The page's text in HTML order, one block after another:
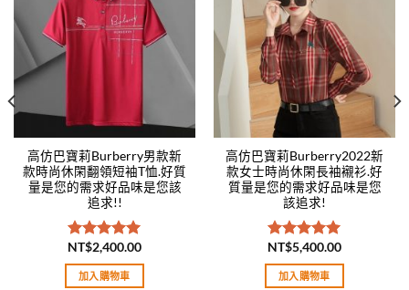
wishlist
高仿巴寶莉Burberry男款新
款時尚休閑翻領短袖T恤.好質
量是您的需求好品味是您該
追求!!
評分5.00
滿分 5
NT$2,400.00
加入購物車
高仿巴寶莉Burberry2022新
款女士時尚休閑長袖襯衫.好
質量是您的需求好品味是您
該追求!
評分5.00
滿分 5
NT$5,400.00
加入購物車